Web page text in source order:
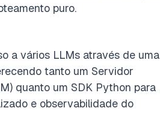
puro.
a vários LLMs através de uma
tanto um Servidor
quanto um SDK Python para
e observabilidade do